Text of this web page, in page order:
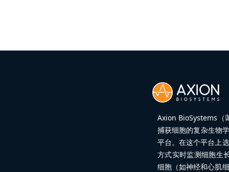
Axion BioSystems（
捕获细胞的复杂生物
平台。在这个平台上
方式实时监测细胞生
细胞（如神经和心肌